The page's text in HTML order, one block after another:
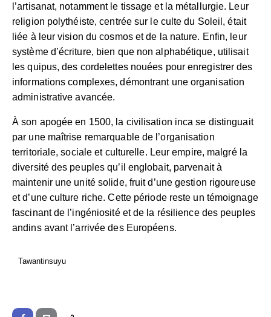
l’artisanat, notamment le tissage et la métallurgie. Leur
religion polythéiste, centrée sur le culte du Soleil, était
liée à leur vision du cosmos et de la nature. Enfin, leur
système d’écriture, bien que non alphabétique, utilisait
les quipus, des cordelettes nouées pour enregistrer des
informations complexes, démontrant une organisation
administrative avancée.
À son apogée en 1500, la civilisation inca se distinguait
par une maîtrise remarquable de l’organisation
territoriale, sociale et culturelle. Leur empire, malgré la
diversité des peuples qu’il englobait, parvenait à
maintenir une unité solide, fruit d’une gestion rigoureuse
et d’une culture riche. Cette période reste un témoignage
fascinant de l’ingéniosité et de la résilience des peuples
andins avant l’arrivée des Européens.
Tawantinsuyu